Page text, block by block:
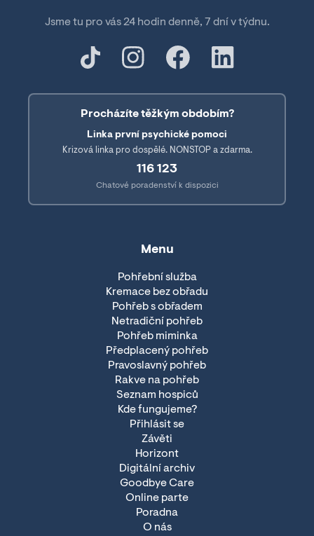
Jsme tu pro vás 24 hodin denně, 7 dní v týdnu.
Procházíte těžkým obdobím?
Linka první psychické pomoci
Krizová linka pro dospělé. NONSTOP a zdarma.
116 123
Chatové poradenství k dispozici
Menu
Pohřební služba
Kremace bez obřadu
Pohřeb s obřadem
Netradiční pohřeb
Pohřeb miminka
Předplacený pohřeb
Pravoslavný pohřeb
Rakve na pohřeb
Seznam hospiců
Kde fungujeme?
Přihlásit se
Závěti
Horizont
Digitální archiv
Goodbye Care
Online parte
Poradna
O nás